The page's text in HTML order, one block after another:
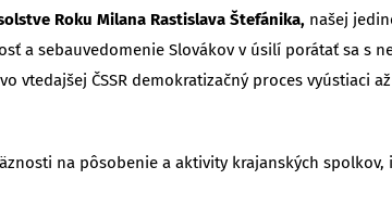
Roku Milana Rastislava Štefánika, našej
a sebauvedomenie Slovákov v úsilí porátať sa s
vtedajšej ČSSR demokratizačný proces vyústiaci
na pôsobenie a aktivity krajanských